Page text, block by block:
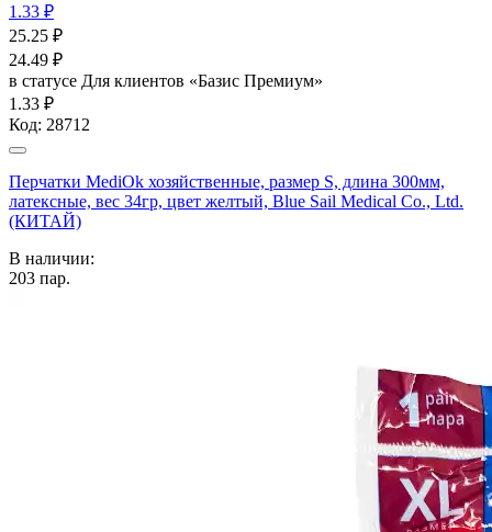
1.33 ₽
25.25 ₽
24.49 ₽
в статусе Для клиентов «Базис Премиум»
1.33 ₽
Код: 28712
Перчатки MediOk хозяйственные, размер S, длина 300мм,
латексные, вес 34гр, цвет желтый, Blue Sail Medical Co., Ltd.
(КИТАЙ)
В наличии:
203 пар.